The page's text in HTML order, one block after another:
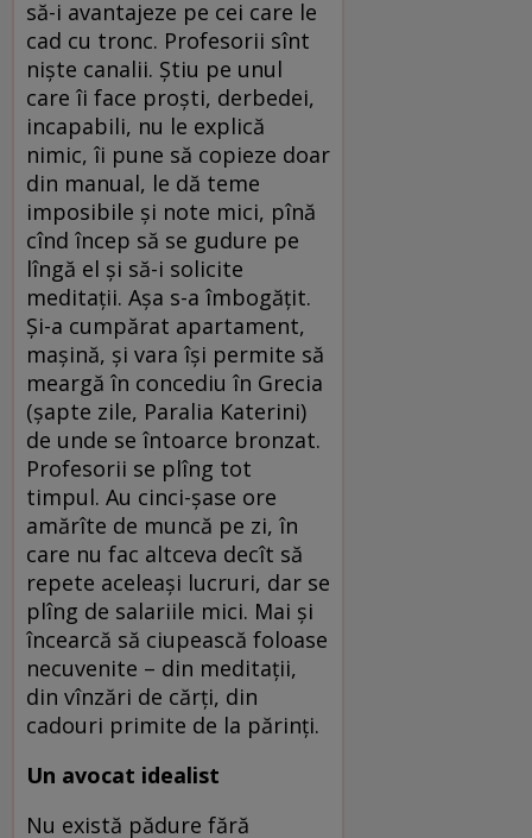
să-i avantajeze pe cei care le
cad cu tronc. Profesorii sînt
nişte canalii. Ştiu pe unul
care îi face proşti, derbedei,
incapabili, nu le explică
nimic, îi pune să copieze doar
din manual, le dă teme
imposibile şi note mici, pînă
cînd încep să se gudure pe
lîngă el şi să-i solicite
meditaţii. Aşa s-a îmbogăţit.
Şi-a cumpărat apartament,
maşină, şi vara îşi permite să
meargă în concediu în Grecia
(şapte zile, Paralia Katerini)
de unde se întoarce bronzat.
Profesorii se plîng tot
timpul. Au cinci-şase ore
amărîte de muncă pe zi, în
care nu fac altceva decît să
repete aceleaşi lucruri, dar se
plîng de salariile mici. Mai şi
încearcă să ciupească foloase
necuvenite – din meditaţii,
din vînzări de cărţi, din
cadouri primite de la părinţi.
Un avocat idealist
Nu există pădure fără